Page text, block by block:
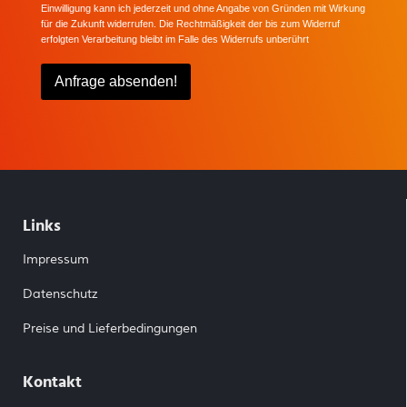
Einwilligung kann ich jederzeit und ohne Angabe von Gründen mit Wirkung
für die Zukunft widerrufen. Die Rechtmäßigkeit der bis zum Widerruf
erfolgten Verarbeitung bleibt im Falle des Widerrufs unberührt
Anfrage absenden!
Links
Impressum
Datenschutz
Preise und Lieferbedingungen
Kontakt